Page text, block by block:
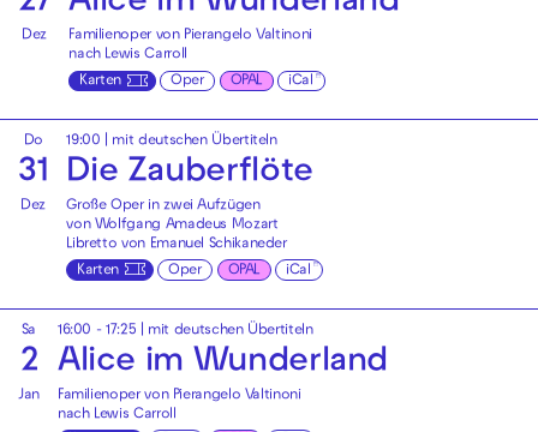
Dez
Familienoper von Pierangelo Valtinoni
nach Lewis Carroll
Karten
Oper OPAL iCal
Do
31
Dez
19:00 mit deutschen Übertiteln
Die Zauberflöte
Große Oper in zwei Aufzügen
von Wolfgang Amadeus Mozart
Libretto von Emanuel Schikaneder
Karten
Oper OPAL iCal
Sa
2
Jan
16:00 - 17:25 mit deutschen Übertiteln
Alice im Wunderland
Familienoper von Pierangelo Valtinoni
nach Lewis Carroll